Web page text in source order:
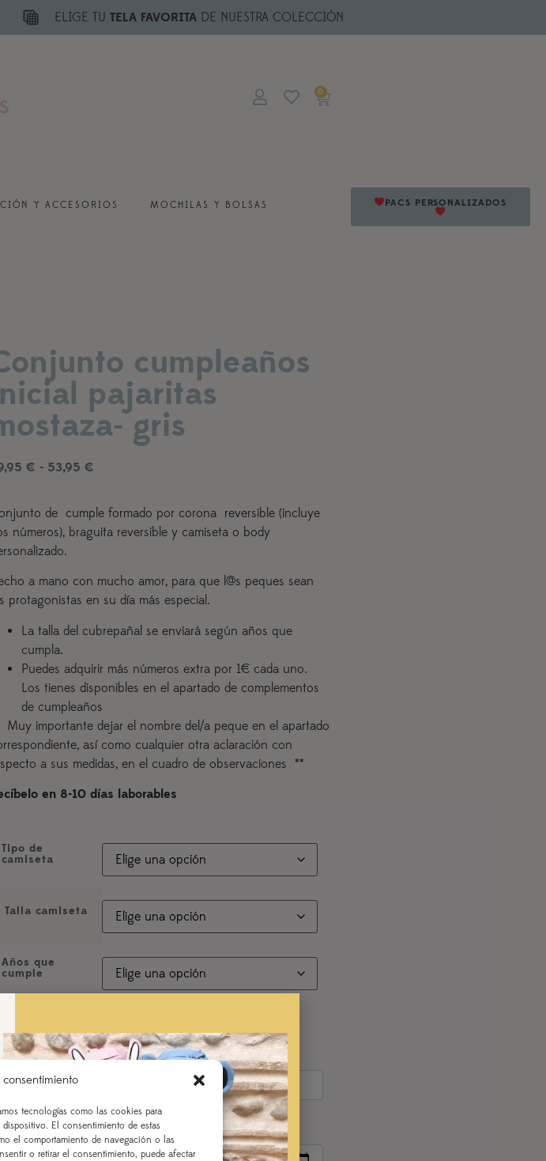
tecnologías como las cookies para
El consentimiento de estas
el comportamiento de navegación o las
o retirar el consentimiento, puede afectar
ELIGE TU TELA FAVORITA DE NUESTRA COLECCIÓN
0
Y ACCESORIOS MOCHILAS Y BOLSAS PACS PERSONALIZADOS
cumpleaños
pajaritas
gris
€ - 53,95 €
de cumple formado por corona reversible (incluye
números), braguita reversible y camiseta o body
a mano con mucho amor, para que l@s peques sean
protagonistas en su día más especial.
La talla del cubrepañal se enviará según años que
cumpla.
Puedes adquirir más números extra por 1€ cada uno.
Los tienes disponibles en el apartado de complementos
de cumpleaños
Muy importante dejar el nombre del/a peque en el apartado
así como cualquier otra aclaración con
a sus medidas, en el cuadro de observaciones **
en 8-10 días laborables
Tipo de
camiseta
Talla camiseta
Años que
cumple
Nombre del peque Indica el nombre de tu peque para la personalización
cumple Indica el día del cumpleaños de tu peque